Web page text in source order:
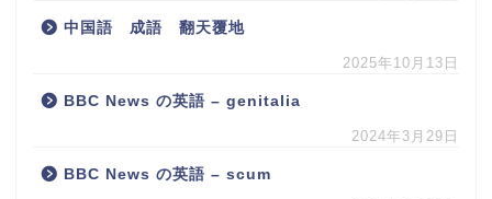
中国語 成語 翻天覆地
2025年10月13日
BBC News の英語 – genitalia
2024年3月29日
BBC News の英語 – scum